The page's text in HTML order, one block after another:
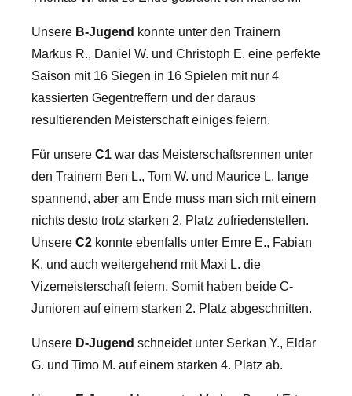
Unsere B-Jugend konnte unter den Trainern
Markus R., Daniel W. und Christoph E. eine perfekte
Saison mit 16 Siegen in 16 Spielen mit nur 4
kassierten Gegentreffern und der daraus
resultierenden Meisterschaft einiges feiern.
Für unsere C1 war das Meisterschaftsrennen unter
den Trainern Ben L., Tom W. und Maurice L. lange
spannend, aber am Ende muss man sich mit einem
nichts desto trotz starken 2. Platz zufriedenstellen.
Unsere C2 konnte ebenfalls unter Emre E., Fabian
K. und auch weitergehend mit Maxi L. die
Vizemeisterschaft feiern. Somit haben beide C-
Junioren auf einem starken 2. Platz abgeschnitten.
Unsere D-Jugend schneidet unter Serkan Y., Eldar
G. und Timo M. auf einem starken 4. Platz ab.